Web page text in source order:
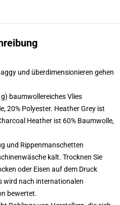
und überdimensionieren gehen
baumwollereiches Vlies
20% Polyester. Heather Grey ist
Heather ist 60% Baumwolle,
und Rippenmanschetten
kalt. Trocknen Sie
oder Eisen auf dem Druck
wird nach internationalen
bewertet.